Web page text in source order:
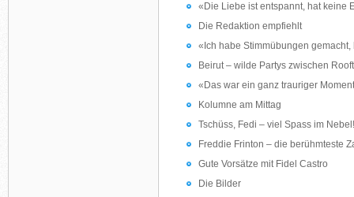
«Die Liebe ist entspannt, hat keine
Die Redaktion empfiehlt
«Ich habe Stimmübungen
Beirut – wilde Partys zwischen
«Das war ein ganz trauriger
Kolumne am Mittag
Tschüss, Fedi – viel Spass im Nebel!
Freddie Frinton – die berühmteste
Gute Vorsätze mit Fidel Castro
Die Bilder